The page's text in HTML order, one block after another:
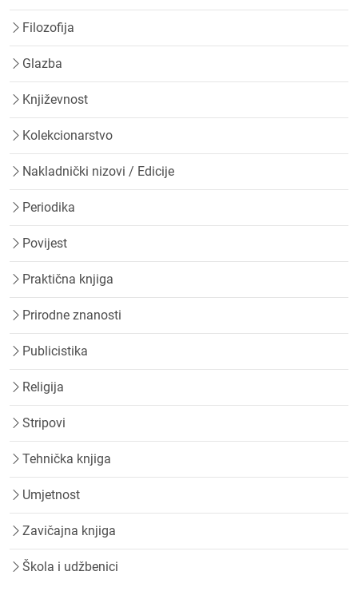
Filozofija
Glazba
Književnost
Kolekcionarstvo
Nakladnički nizovi / Edicije
Periodika
Povijest
Praktična knjiga
Prirodne znanosti
Publicistika
Religija
Stripovi
Tehnička knjiga
Umjetnost
Zavičajna knjiga
Škola i udžbenici